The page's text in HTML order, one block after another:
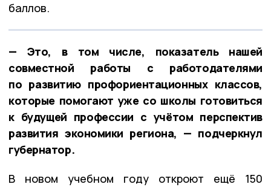
баллов.
— Это, в том числе, показатель нашей
совместной работы с работодателями
по развитию профориентационных классов,
которые помогают уже со школы готовиться
к будущей профессии с учётом перспектив
развития экономики региона, — подчеркнул
губернатор.
В новом учебном году откроют ещё 150